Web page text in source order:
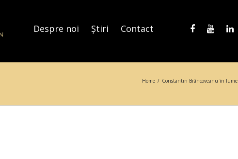
Despre noi Știri Contact
Home / Constantin Brâncoveanu în lume